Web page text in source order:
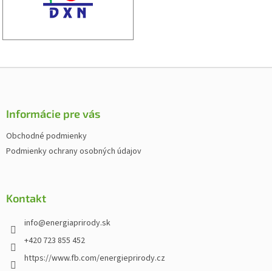
Z
Informácie pre vás
Obchodné podmienky
Podmienky ochrany osobných údajov
Kontakt
info@energiaprirody.sk
+420 723 855 452
https://www.fb.com/energieprirody.cz